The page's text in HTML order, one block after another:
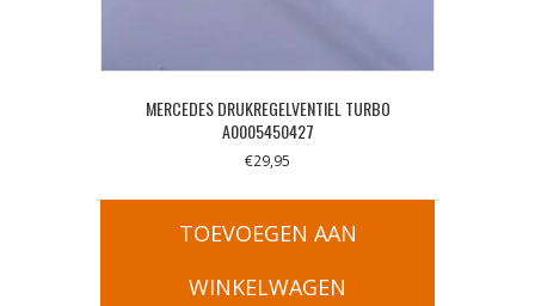
MERCEDES DRUKREGELVENTIEL TURBO
A0005450427
€29,95
TOEVOEGEN AAN
WINKELWAGEN